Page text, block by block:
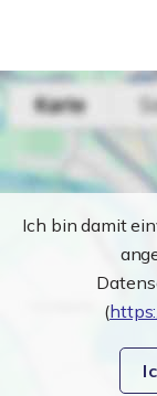
Ich bin damit
(